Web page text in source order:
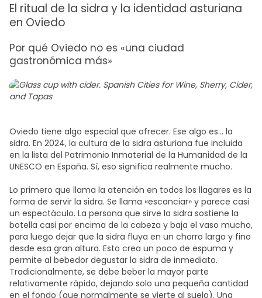
El ritual de la sidra y la identidad asturiana
en Oviedo
Por qué Oviedo no es «una ciudad
gastronómica más»
Oviedo tiene algo especial que ofrecer. Ese algo es… la
sidra. En 2024, la cultura de la sidra asturiana fue incluida
en la lista del Patrimonio Inmaterial de la Humanidad de la
UNESCO en España. Sí, eso significa realmente mucho.
Lo primero que llama la atención en todos los llagares es la
forma de servir la sidra. Se llama «escanciar» y parece casi
un espectáculo. La persona que sirve la sidra sostiene la
botella casi por encima de la cabeza y baja el vaso mucho,
para luego dejar que la sidra fluya en un chorro largo y fino
desde esa gran altura. Esto crea un poco de espuma y
permite al bebedor degustar la sidra de inmediato.
Tradicionalmente, se debe beber la mayor parte
relativamente rápido, dejando solo una pequeña cantidad
en el fondo (que normalmente se vierte al suelo). Una